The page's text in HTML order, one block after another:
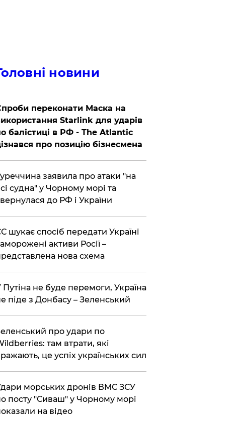
новини
переконати Маска на
Starlink для ударів
балістиці в РФ - The Atlantic
про позицію бізнесмена
заявила про атаки "на
судна" у Чорному морі та
до РФ і України
шукає спосіб передати Україні
активи Росії –
​​нова схема
Путіна не буде перемоги, Україна
піде з Донбасу – Зеленський
про удари по
там втрати, які
це успіх українських сил
морських дронів ВМС ЗСУ
посту "Сиваш" у Чорному морі
на відео